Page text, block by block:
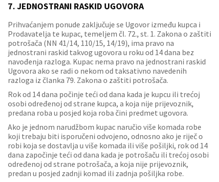
7. JEDNOSTRANI RASKID UGOVORA
Prihvaćanjem ponude zaključuje se Ugovor između kupca i
Prodavatelja te kupac, temeljem čl. 72., st. 1. Zakona o zaštiti
potrošača (NN 41/14, 110/15, 14/19), ima pravo na
jednostrani raskid takvog ugovora u roku od 14 dana bez
navođenja razloga. Kupac nema pravo na jednostrani raskid
Ugovora ako se radi o nekom od taksativno navedenih
razloga iz članka 79. Zakona o zaštiti potrošača.
Rok od 14 dana počinje teći od dana kada je kupcu ili trećoj
osobi određenoj od strane kupca, a koja nije prijevoznik,
predana roba u posjed koja roba čini predmet ugovora.
Ako je jednom narudžbom kupac naručio više komada robe
koji trebaju biti isporučeni odvojeno, odnosno ako je riječ o
robi koja se dostavlja u više komada ili više pošiljki, rok od 14
dana započinje teći od dana kada je potrošaču ili trećoj osobi
određenoj od strane potrošača, a koja nije prijevoznik,
predan u posjed zadnji komad ili zadnja pošiljka robe.